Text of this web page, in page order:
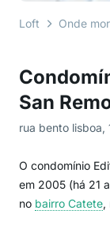
San
rua bento lisboa,
O condomínio
em 2005 (há 21
no bairro Catete,
Loft Onde